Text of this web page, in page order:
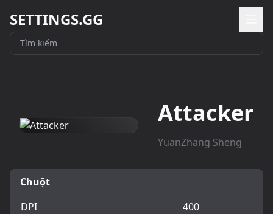
SETTINGS.GG
Attacker
YuanZhang Sheng
Chuột
DPI
400